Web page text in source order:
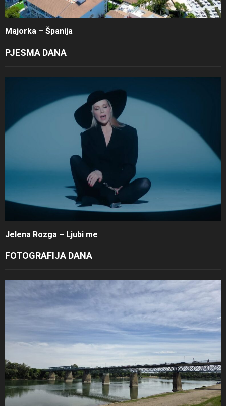
Majorka – Španija
PJESMA DANA
Jelena Rozga – Ljubi me
FOTOGRAFIJA DANA